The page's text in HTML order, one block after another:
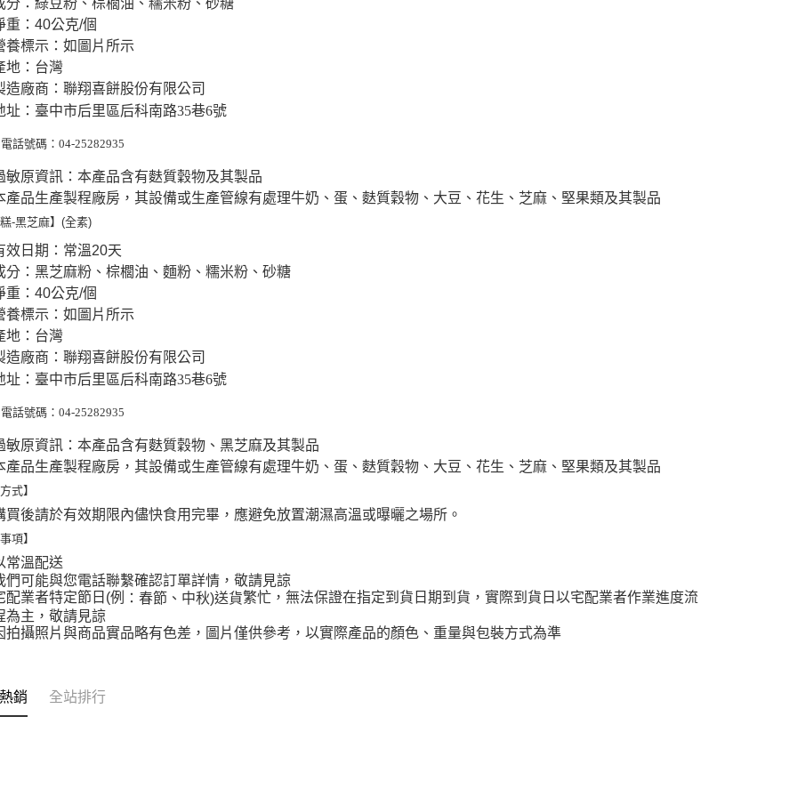
重：40公克/個
養標示：如圖片所示
地：台灣
造廠商：聯翔喜餅股份有限公司
址：臺中市后里區后科南路35巷6號
電話號碼：04-25282935
敏原資訊：本產品含有麩質穀物及其製品
產品生產製程廠房，其設備或生產管線有處理牛奶、蛋、麩質穀物、大豆、花生、芝麻、堅果類及其製品
-黑芝麻】(全素)
效日期：常溫20天
分：黑芝麻粉、棕櫚油、麵粉、糯米粉、砂糖
重：40公克/個
養標示：如圖片所示
地：台灣
造廠商：聯翔喜餅股份有限公司
址：臺中市后里區后科南路35巷6號
電話號碼：04-25282935
敏原資訊：本產品含有麩質穀物、黑芝麻及其製品
產品生產製程廠房，其設備或生產管線有處理牛奶、蛋、麩質穀物、大豆、花生、芝麻、堅果類及其製品
式】
買後請於有效期限內儘快食用完畢，應避免放置潮濕高溫或曝曬之場所。
項】
常溫配送
們可能與您電話聯繫確認訂單詳情，敬請見諒
配業者特定節日(例
：春節、中秋)送貨繁忙，無法保證在指定到貨日期到貨，實際到貨日以宅配業者作業進度流
為主，敬請見諒
拍攝照片與商品實品略有色差，圖片僅供參考，以實際產品的顏色、重量與包裝方式為準
銷 全站排行